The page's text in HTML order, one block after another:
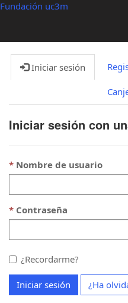
Fundación uc3m
Iniciar sesión
Iniciar sesión con
Nombre de usuario
Contraseña
¿Recordarme?
Iniciar sesión ¿Ha